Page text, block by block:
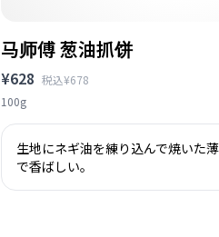
马师傅 葱油抓饼
¥628 税込¥678
100g
生地にネギ油を練り込んで焼いた
で香ばしい。